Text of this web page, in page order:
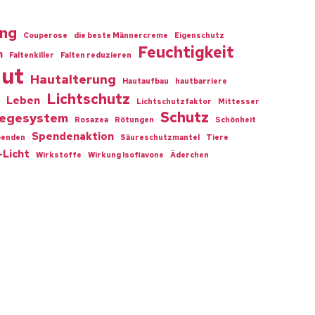
Couperose die beste Männercreme Eigenschutz
Faltenkiller Falten reduzieren Feuchtigkeit
Hautalterung Hautaufbau hautbarriere
Leben Lichtschutz Lichtschutzfaktor Mittesser
Rosazea Rötungen Schutz
Schönheit
Spendenaktion Säureschutzmantel Tiere
Licht Wirkstoffe Wirkung Isoflavone Äderchen